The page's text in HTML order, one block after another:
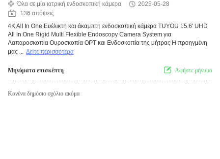
Όλα σε μία ιατρική ενδοσκοπική κάμερα
2025-05-28
136 απόψεις
4K All In One Ευέλικτη και άκαμπτη ενδοσκοπική κάμερα TUYOU 15.6' UHD
All In One Rigid Multi Flexible Endoscopy Camera System για
Λαπαροσκοπία Ουροσκοπία ΟΡΤ και Ενδοσκοπία της μήτρας Η προηγμένη
μας ... Δείτε περισσότερα
Μηνύματα επισκέπτη Αφήστε μήνυμα
Κανένα δημόσιο σχόλιο ακόμα